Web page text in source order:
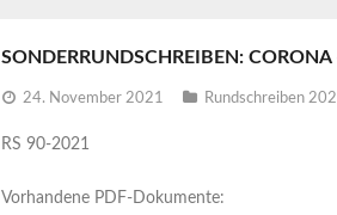
SONDERRUNDSCHREIBEN:
24. November 2021 Rundschreiben
RS 90-2021
Vorhandene PDF-Dokumente: